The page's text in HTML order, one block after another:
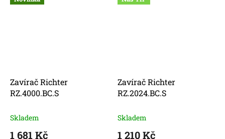
Zavírač Richter
RZ.4000.BC.S
Skladem
1 681 Kč
Zavírač Richter
RZ.2024.BC.S
Skladem
1 210 Kč